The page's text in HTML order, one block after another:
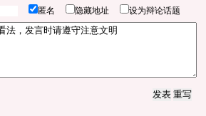
匿名 隐藏地址 设为辩论话题